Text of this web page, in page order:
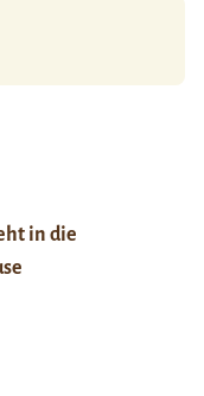
in die